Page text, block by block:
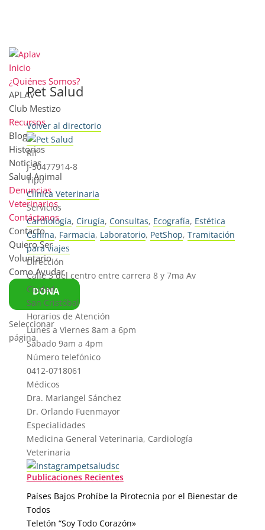
Inicio
¿Quiénes Somos?
APLAV
Club Mestizo
Recursos
Blog
Historias
Noticias
Salud Animal
Denuncias
Veterinarios
Contáctanos
Contacto
Quiero Ser
Voluntario
Como Ayudar
DONA
Seleccionar
página
Pet Salud
Volver al directorio
Rif
J-50477914-8
Tipo
Clinica Veterinaria
Servicios
Cardiología, Cirugía, Consultas, Ecografía, Estética
Canina, Farmacia, Laboratorio, PetShop, Tramitación
para viajes
Dirección
Calle 3 del centro entre carrera 8 y 7ma Av
Ciudad
San Cristóbal
Horarios de Atención
Lunes a Viernes 8am a 6pm
Sábado 9am a 4pm
Número telefónico
0412-0718061
Médicos
Dra. Mariangel Sánchez
Dr. Orlando Fuenmayor
Especialidades
Medicina General Veterinaria, Cardiología
Veterinaria
petsaludsc
Publicaciones Recientes
Países Bajos Prohíbe la Pirotecnia por el Bienestar de
Todos
Teletón “Soy Todo Corazón»